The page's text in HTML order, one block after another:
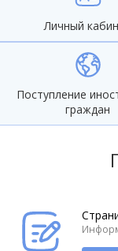
Личный
Поступление
граждан